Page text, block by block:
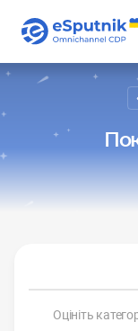
Оцініть